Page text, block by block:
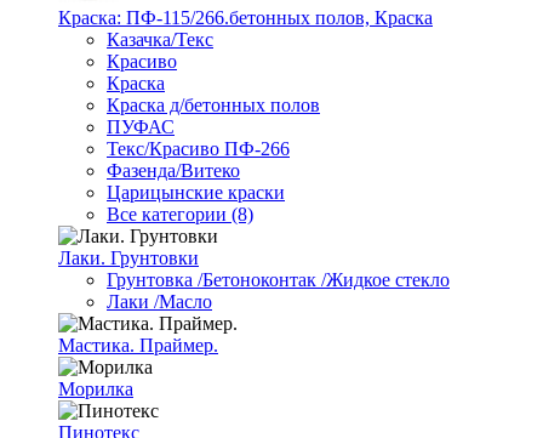
Краска: ПФ-115/266.бетонных полов, Краска
Казачка/Текс
Красиво
Краска
Краска д/бетонных полов
ПУФАС
Текс/Красиво ПФ-266
Фазенда/Витеко
Царицынские краски
Все категории (8)
Лаки. Грунтовки
Грунтовка /Бетоноконтак /Жидкое стекло
Лаки /Масло
Мастика. Праймер.
Морилка
Пинотекс